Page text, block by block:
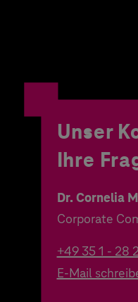
Unser
Ihre
Dr. Cornelia
Corporate
+49 35 1 - 28
E-Mail